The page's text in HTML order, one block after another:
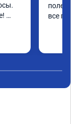
полет
все